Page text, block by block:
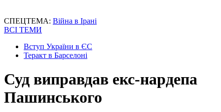
СПЕЦТЕМА: Війна в Ірані
ВСІ ТЕМИ
Вступ України в ЄС
Теракт в Барселоні
Суд виправдав екс-нардепа
Пашинського